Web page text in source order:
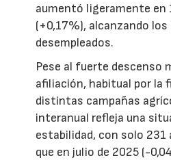
aumentó ligeramente en
(+0,17%), alcanzando los
desempleados.
Pese al fuerte descenso
afiliación, habitual por la
distintas campañas
interanual refleja una
estabilidad, con solo 231
que en julio de 2025 (-